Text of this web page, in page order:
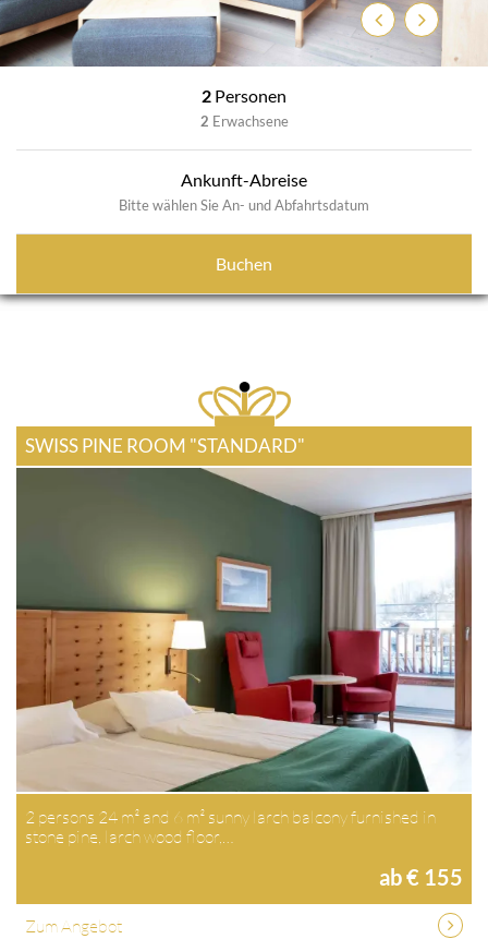
ZurückWeiter
2 Personen
2 Erwachsene
Ankunft-Abreise
Bitte wählen Sie An- und Abfahrtsdatum
Buchen
SWISS PINE ROOM "STANDARD"
2 persons 24 m² and 6 m² sunny larch balcony furnished in
stone pine, larch wood floor,…
ab € 155
Zum Angebot